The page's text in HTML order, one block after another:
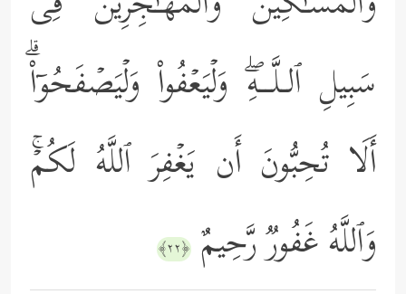
سَبِیلِ ٱلـلَّــهِۖ وَلۡیَعۡفُواْ وَلۡیَصۡفَحُوۤاْۗ
أَلَا تُحِبُّونَ أَن یَغۡفِرَ ٱللَّهُ لَكُمۡۚ
وَٱللَّهُ غَفُورࣱ رَّحِیمٌ ﴿٢٢﴾